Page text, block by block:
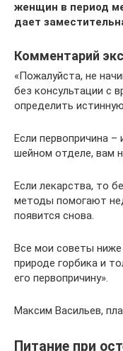
женщин в период
дает
Комментарий
«Пожалуйста, не
без консультации с
определить
Если первопричина –
шейном отделе, вам
Если лекарства, то
методы помогают
появится снова.
Все мои советы
природе горбика и
его первопричину».
Максим Васильев,
Питание при